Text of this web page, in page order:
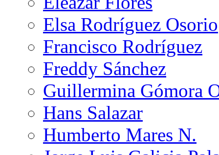
Elsa Rodríguez Osorio
Francisco Rodríguez
Freddy Sánchez
Guillermina Gómora
Hans Salazar
Humberto Mares N.